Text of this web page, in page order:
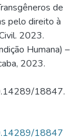
de
pelo direito à
2023.
Humana) –
2023.
18847.
18847